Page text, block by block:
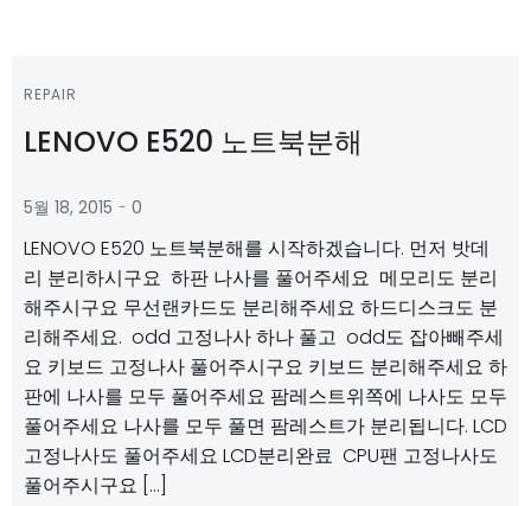
REPAIR
LENOVO E520 노트북분해
5월 18, 2015 - 0
LENOVO E520 노트북분해를 시작하겠습니다. 먼저 밧데
리 분리하시구요 하판 나사를 풀어주세요 메모리도 분리
해주시구요 무선랜카드도 분리해주세요 하드디스크도 분
리해주세요. odd 고정나사 하나 풀고 odd도 잡아빼주세
요 키보드 고정나사 풀어주시구요 키보드 분리해주세요 하
판에 나사를 모두 풀어주세요 팜레스트위쪽에 나사도 모두
풀어주세요 나사를 모두 풀면 팜레스트가 분리됩니다. LCD
고정나사도 풀어주세요 LCD분리완료 CPU팬 고정나사도
풀어주시구요 […]